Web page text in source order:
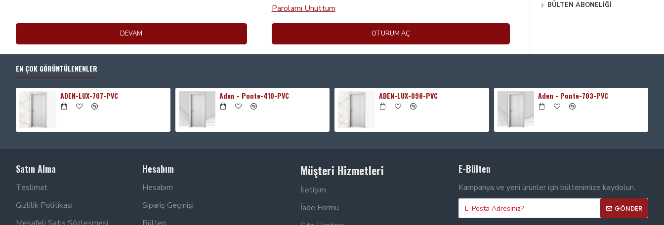
DEVAM
Parolamı Unuttum
OTURUM AÇ
BÜLTEN ABONELIĞI
EN ÇOK GÖRÜNTÜLENENLER
ADEN-LUX-707-PVC Aden - Ponte-410-PVC ADEN-LUX-098-PVC Aden - Ponte-703-PVC
Satın Alma
Teslimat
Gizlilik Politikası
Hesabım
Hesabım
Sipariş Geçmişi
Müşteri Hizmetleri
İletişim
İade Formu
E-Bülten
Kampanya ve yeni ürünler için bültenimize kaydolun.
GÖNDER